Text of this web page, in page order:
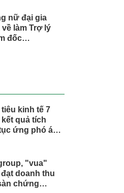
nữ đại gia
làm Trợ lý
đốc
khối tài sản
tỷ
tiêu kinh tế 7
quả tích
ứng phó áp
"vua"
doanh thu
chứng